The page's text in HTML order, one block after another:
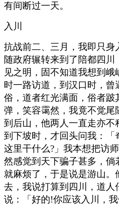
有间断过一天。
入川
抗战前二、三月，我即只身
随政府辗转来到了陪都四
见之明，固不知道我想到
时一路访道，到汉口时，
俗，道者红光满面，俗者跛
弹，笑容霭然，我竟不觉尾
到后山，他两人一直走亦不
到下坡时，才回头问我：「
这里干什么?」我本想把访
然感觉到天下骗子甚多，倘
就麻烦了，于是说是游山。
去，我说打算到四川，道人
说：「好的!你应该入川，